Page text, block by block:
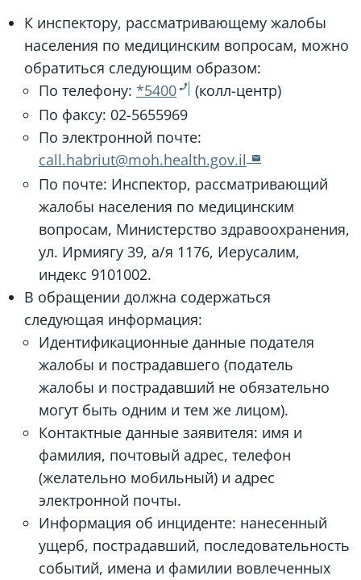
К инспектору, рассматривающему жалобы
населения по медицинским вопросам, можно
обратиться следующим образом:
По телефону: *5400
(колл-центр)
По факсу: 02-5655969
По электронной почте:
call.habriut@moh.health.gov.il
По почте: Инспектор, рассматривающий
жалобы населения по медицинским
вопросам, Министерство здравоохранения,
ул. Ирмиягу 39, а/я 1176, Иерусалим,
индекс 9101002.
В обращении должна содержаться
следующая информация:
Идентификационные данные подателя
жалобы и пострадавшего (податель
жалобы и пострадавший не обязательно
могут быть одним и тем же лицом).
Контактные данные заявителя: имя и
фамилия, почтовый адрес, телефон
(желательно мобильный) и адрес
электронной почты.
Информация об инциденте: нанесенный
ущерб, пострадавший, последовательность
событий, имена и фамилии вовлеченных